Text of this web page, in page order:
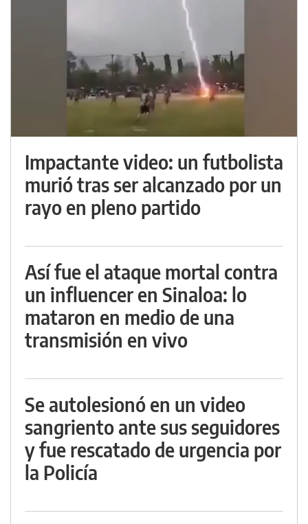
Impactante video: un futbolista
murió tras ser alcanzado por un
rayo en pleno partido
Así fue el ataque mortal contra
un influencer en Sinaloa: lo
mataron en medio de una
transmisión en vivo
Se autolesionó en un video
sangriento ante sus seguidores
y fue rescatado de urgencia por
la Policía